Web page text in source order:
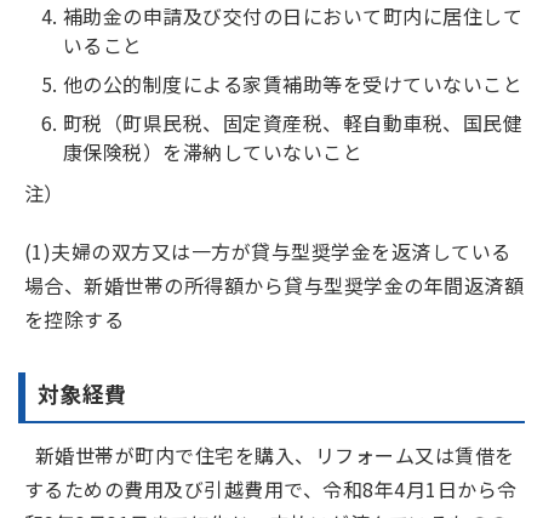
補助金の申請及び交付の日において町内に居住して
いること
他の公的制度による家賃補助等を受けていないこと
町税（町県民税、固定資産税、軽自動車税、国民健
康保険税）を滞納していないこと
注）
(1)夫婦の双方又は一方が貸与型奨学金を返済している
場合、新婚世帯の所得額から貸与型奨学金の年間返済額
を控除する
対象経費
新婚世帯が町内で住宅を購入、リフォーム又は賃借を
するための費用及び引越費用で、令和8年4月1日から令